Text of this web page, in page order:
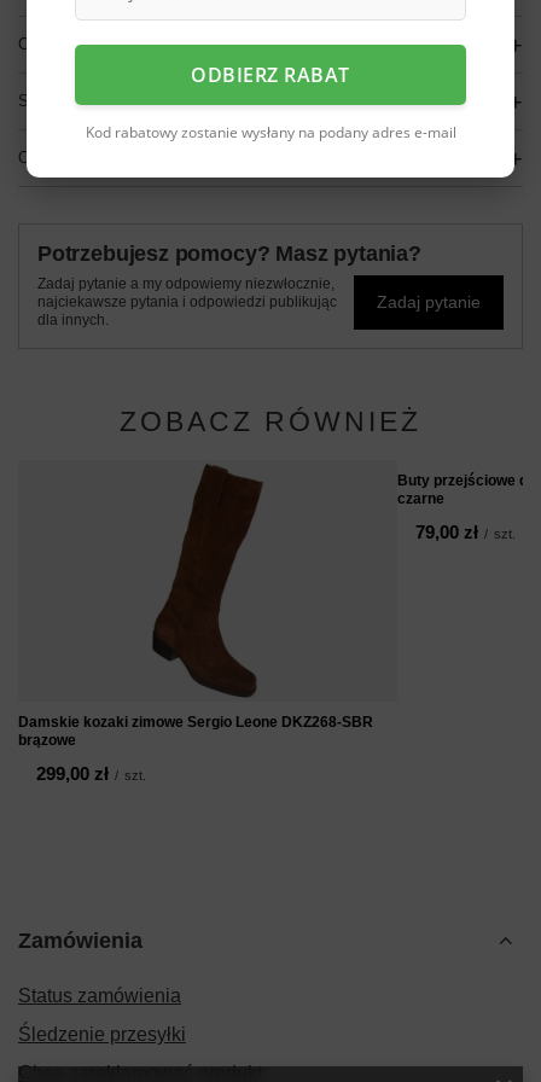
OPIS
SZCZEGÓŁOWE DANE
OPINIE
Potrzebujesz pomocy? Masz pytania?
Zadaj pytanie a my odpowiemy niezwłocznie,
najciekawsze pytania i odpowiedzi publikując
dla innych.
Zadaj pytanie
ZOBACZ RÓWNIEŻ
Damskie kozaki zimowe Sergio Leone DKZ268-SBR
brązowe
299,00 zł / szt.
Buty przejściowe
czarne
79,00 zł / szt.
Zamówienia
Status zamówienia
Śledzenie przesyłki
Chcę zareklamować produkt
ODBIERZ RABAT
Kod rabatowy zostanie wysłany na podany adres e-mail